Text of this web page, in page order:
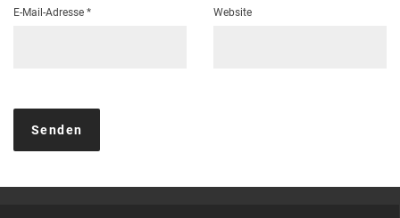
E-Mail-Adresse * Website